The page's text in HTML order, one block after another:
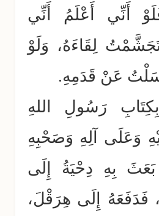
أَنِّي أَعْلَمُ أَنِّي
لِقَاءَهُ، وَلَوْ
عَنْ قَدَمِهِ.
رَسُولِ اللهِ
وَعَلَى آلِهِ وَصَحْبِهِ
بِهِ دِحْيَةُ إِلَى
إِلَى هِرَقْلَ،